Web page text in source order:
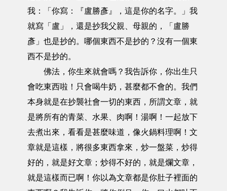
我：「你寫：『盧勝彥』，這是你的名字。」我
就寫「盧」，還是抄我父親、母親的，「盧勝
彥」也是抄的。哪個東西不是抄的？沒有一個東
西不是抄的。
佛法，你生來就會嗎？我告訴你，你出生只
會吃東西啦！只會喝牛奶，甚麼都不會的。我們
本身就是在抄襲社會一切的東西，所謂文章，就
是將所有的青菜、水果、肉啊！湯啊！一起放下
去煮出來，看看是甚麼味道，像火鍋料理啊！文
章就是這樣，將很多東西拿來，炒一盤菜，炒得
好的，就是好文章；炒得不好的，就是爛文章，
就是這樣而已啊！你以為文章都是你肚子裡面的